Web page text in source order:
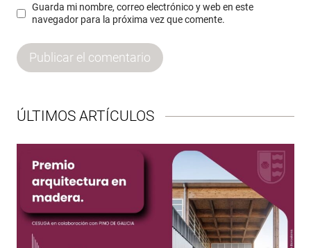
Guarda mi nombre, correo electrónico y web en este
navegador para la próxima vez que comente.
ÚLTIMOS ARTÍCULOS